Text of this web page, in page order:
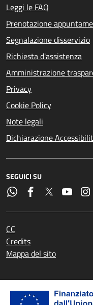
Leggi le FAQ
Prenotazione
Segnalazione disservizio
Richiesta d'assistenza
Amministrazione
Privacy
Cookie Policy
Note legali
Dichiarazione
SEGUICI SU
CC
Credits
Mappa del sito